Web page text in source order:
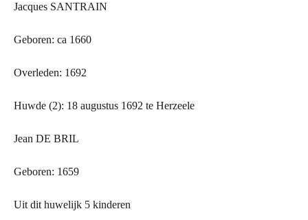
Jacques SANTRAIN
Geboren: ca 1660
Overleden: 1692
Huwde (2): 18 augustus 1692 te Herzeele
Jean DE BRIL
Geboren: 1659
Uit dit huwelijk 5 kinderen